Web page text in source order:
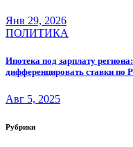
Янв 29, 2026
ПОЛИТИКА
Ипотека под зарплату
дифференцировать ставки по
Авг 5, 2025
Рубрики